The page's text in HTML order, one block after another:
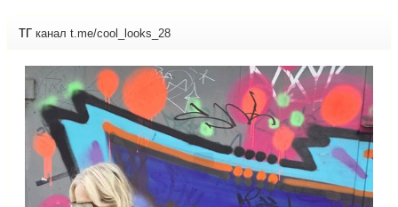
ТГ канал t.me/cool_looks_28